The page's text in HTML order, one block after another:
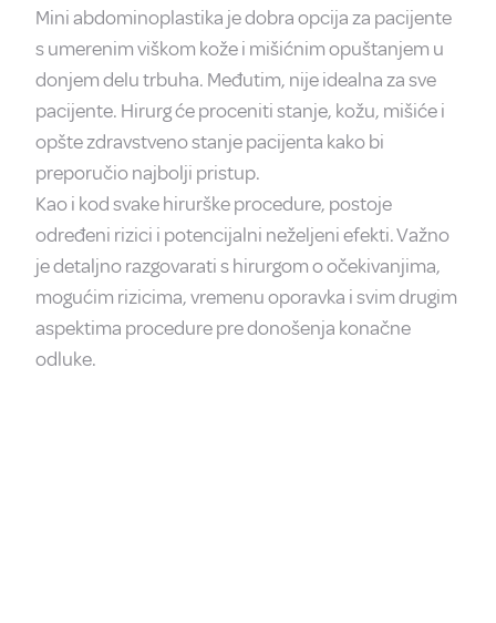
Mini abdominoplastika je dobra opcija za pacijente
s umerenim viškom kože i mišićnim opuštanjem u
donjem delu trbuha. Međutim, nije idealna za sve
pacijente. Hirurg će proceniti stanje, kožu, mišiće i
opšte zdravstveno stanje pacijenta kako bi
preporučio najbolji pristup.
Kao i kod svake hirurške procedure, postoje
određeni rizici i potencijalni neželjeni efekti. Važno
je detaljno razgovarati s hirurgom o očekivanjima,
mogućim rizicima, vremenu oporavka i svim drugim
aspektima procedure pre donošenja konačne
odluke.